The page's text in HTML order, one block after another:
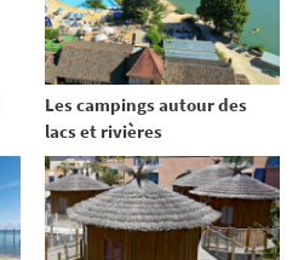
Les campings autour des
lacs et rivières